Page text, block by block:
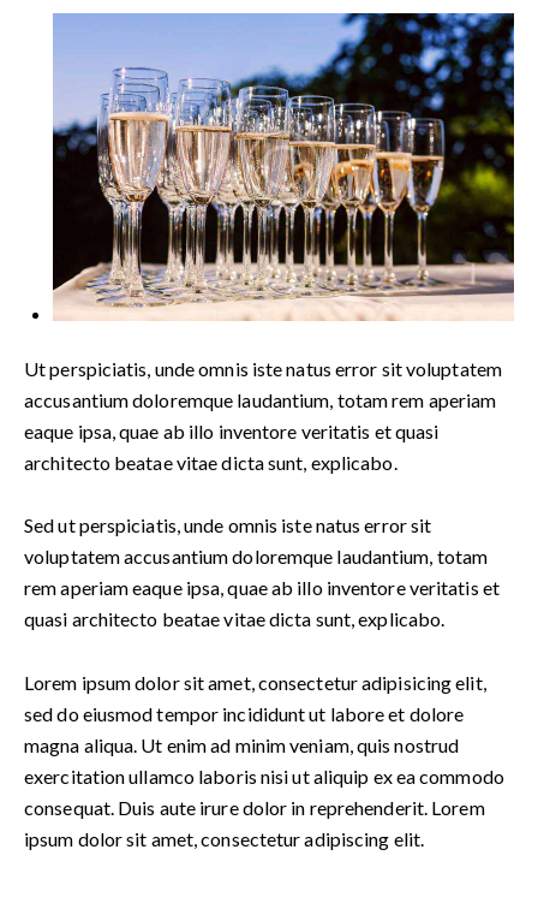
Ut perspiciatis, unde omnis iste natus error sit voluptatem
accusantium doloremque laudantium, totam rem aperiam
eaque ipsa, quae ab illo inventore veritatis et quasi
architecto beatae vitae dicta sunt, explicabo.
Sed ut perspiciatis, unde omnis iste natus error sit
voluptatem accusantium doloremque laudantium, totam
rem aperiam eaque ipsa, quae ab illo inventore veritatis et
quasi architecto beatae vitae dicta sunt, explicabo.
Lorem ipsum dolor sit amet, consectetur adipisicing elit,
sed do eiusmod tempor incididunt ut labore et dolore
magna aliqua. Ut enim ad minim veniam, quis nostrud
exercitation ullamco laboris nisi ut aliquip ex ea commodo
consequat. Duis aute irure dolor in reprehenderit. Lorem
ipsum dolor sit amet, consectetur adipiscing elit.